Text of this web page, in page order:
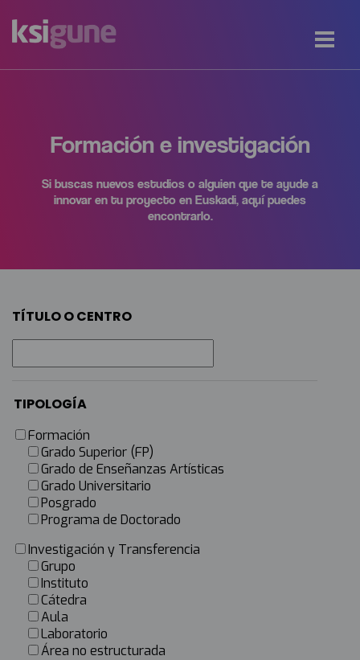
Formación e investigación
Si buscas nuevos estudios o alguien que te ayude a
innovar en tu proyecto en Euskadi, aquí puedes
encontrarlo.
TÍTULO O CENTRO
TIPOLOGÍA
Formación
Grado Superior (FP)
Grado de Enseñanzas Artísticas
Grado Universitario
Posgrado
Programa de Doctorado
Investigación y Transferencia
Grupo
Instituto
Cátedra
Aula
Laboratorio
Área no estructurada